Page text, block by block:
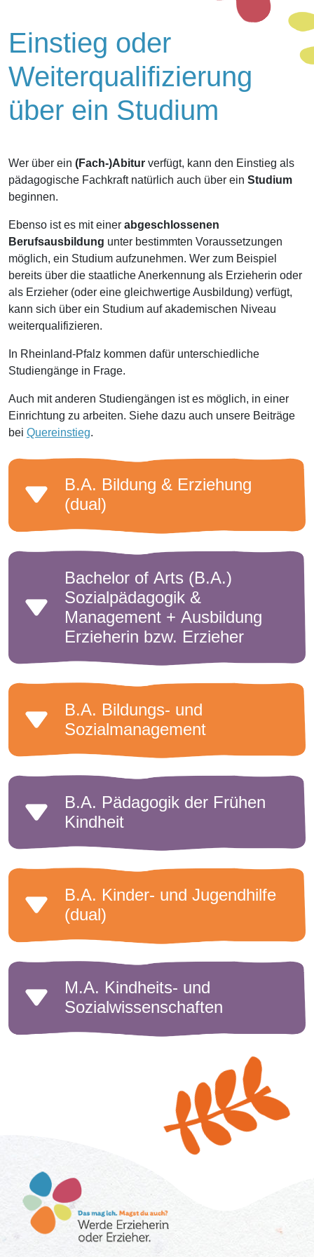
Einstieg oder
Weiterqualifizierung
über ein Studium
Wer über ein (Fach-)Abitur verfügt, kann den Einstieg als
pädagogische Fachkraft natürlich auch über ein Studium
beginnen.
Ebenso ist es mit einer abgeschlossenen
Berufsausbildung unter bestimmten Voraussetzungen
möglich, ein Studium aufzunehmen. Wer zum Beispiel
bereits über die staatliche Anerkennung als Erzieherin oder
als Erzieher (oder eine gleichwertige Ausbildung) verfügt,
kann sich über ein Studium auf akademischen Niveau
weiterqualifizieren.
In Rheinland-Pfalz kommen dafür unterschiedliche
Studiengänge in Frage.
Auch mit anderen Studiengängen ist es möglich, in einer
Einrichtung zu arbeiten. Siehe dazu auch unsere Beiträge
bei Quereinstieg.
B.A. Bildung & Erziehung
(dual)
Bachelor of Arts (B.A.)
Sozialpädagogik &
Management + Ausbildung
Erzieherin bzw. Erzieher
B.A. Bildungs- und
Sozialmanagement
B.A. Pädagogik der Frühen
Kindheit
B.A. Kinder- und Jugendhilfe
(dual)
M.A. Kindheits- und
Sozialwissenschaften